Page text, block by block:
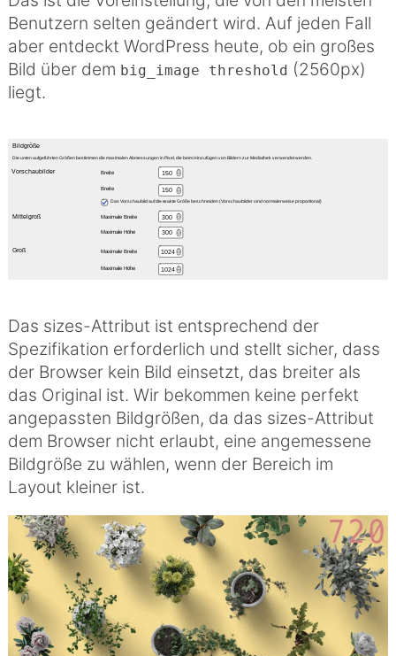
Benutzern selten geändert wird. Auf jeden Fall
aber entdeckt WordPress heute, ob ein großes
Bild über dem big_image threshold (2560px)
liegt.
Das sizes-Attribut ist entsprechend der
Spezifikation erforderlich und stellt sicher, dass
der Browser kein Bild einsetzt, das breiter als
das Original ist. Wir bekommen keine perfekt
angepassten Bildgrößen, da das sizes-Attribut
dem Browser nicht erlaubt, eine angemessene
Bildgröße zu wählen, wenn der Bereich im
Layout kleiner ist.